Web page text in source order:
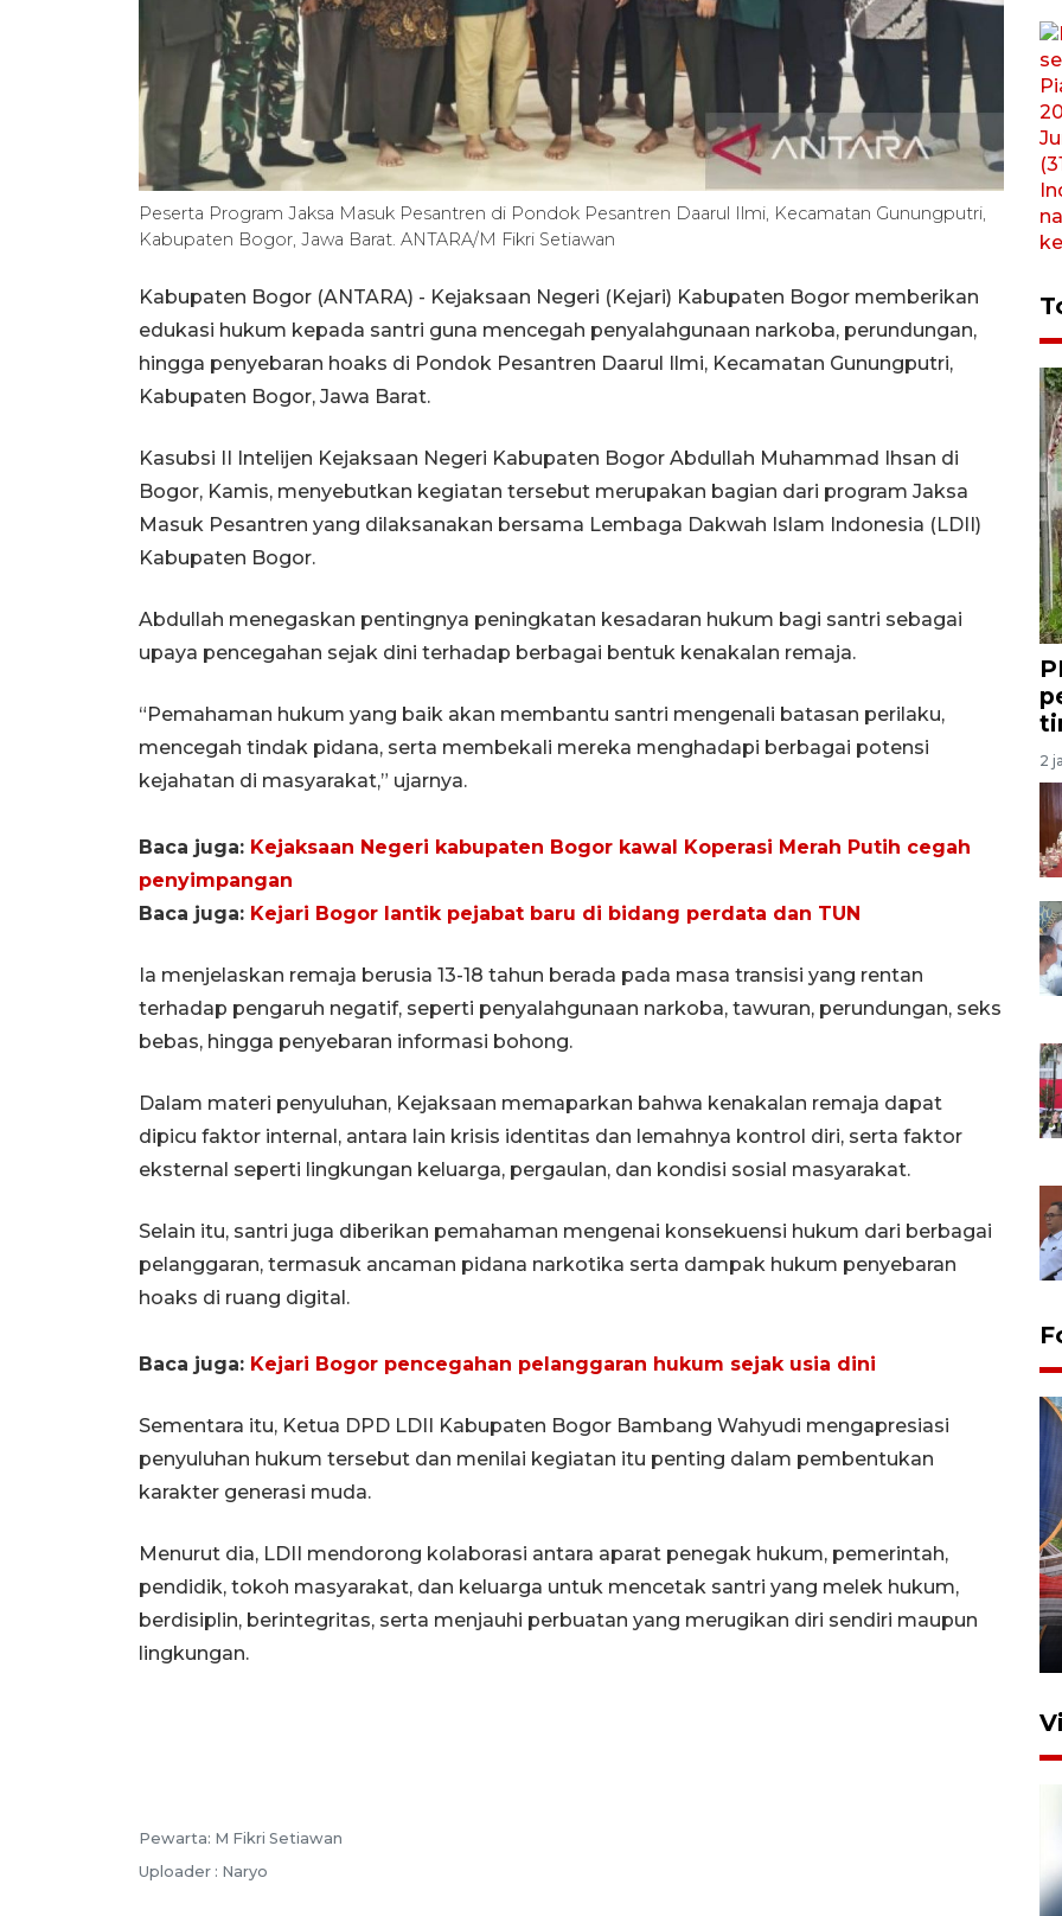
Peserta Program Jaksa Masuk Pesantren di Pondok Pesantren Daarul Ilmi, Kecamatan Gunungputri,
Kabupaten Bogor, Jawa Barat. ANTARA/M Fikri Setiawan
Kabupaten Bogor (ANTARA) - Kejaksaan Negeri (Kejari) Kabupaten Bogor memberikan
edukasi hukum kepada santri guna mencegah penyalahgunaan narkoba, perundungan,
hingga penyebaran hoaks di Pondok Pesantren Daarul Ilmi, Kecamatan Gunungputri,
Kabupaten Bogor, Jawa Barat.
Kasubsi II Intelijen Kejaksaan Negeri Kabupaten Bogor Abdullah Muhammad Ihsan di
Bogor, Kamis, menyebutkan kegiatan tersebut merupakan bagian dari program Jaksa
Masuk Pesantren yang dilaksanakan bersama Lembaga Dakwah Islam Indonesia (LDII)
Kabupaten Bogor.
Abdullah menegaskan pentingnya peningkatan kesadaran hukum bagi santri sebagai
upaya pencegahan sejak dini terhadap berbagai bentuk kenakalan remaja.
“Pemahaman hukum yang baik akan membantu santri mengenali batasan perilaku,
mencegah tindak pidana, serta membekali mereka menghadapi berbagai potensi
kejahatan di masyarakat,” ujarnya.
Baca juga: Kejaksaan Negeri kabupaten Bogor kawal Koperasi Merah Putih cegah
penyimpangan
Baca juga: Kejari Bogor lantik pejabat baru di bidang perdata dan TUN
Ia menjelaskan remaja berusia 13-18 tahun berada pada masa transisi yang rentan
terhadap pengaruh negatif, seperti penyalahgunaan narkoba, tawuran, perundungan, seks
bebas, hingga penyebaran informasi bohong.
Dalam materi penyuluhan, Kejaksaan memaparkan bahwa kenakalan remaja dapat
dipicu faktor internal, antara lain krisis identitas dan lemahnya kontrol diri, serta faktor
eksternal seperti lingkungan keluarga, pergaulan, dan kondisi sosial masyarakat.
Selain itu, santri juga diberikan pemahaman mengenai konsekuensi hukum dari berbagai
pelanggaran, termasuk ancaman pidana narkotika serta dampak hukum penyebaran
hoaks di ruang digital.
Baca juga: Kejari Bogor pencegahan pelanggaran hukum sejak usia dini
Sementara itu, Ketua DPD LDII Kabupaten Bogor Bambang Wahyudi mengapresiasi
penyuluhan hukum tersebut dan menilai kegiatan itu penting dalam pembentukan
karakter generasi muda.
Menurut dia, LDII mendorong kolaborasi antara aparat penegak hukum, pemerintah,
pendidik, tokoh masyarakat, dan keluarga untuk mencetak santri yang melek hukum,
berdisiplin, berintegritas, serta menjauhi perbuatan yang merugikan diri sendiri maupun
lingkungan.
Pewarta: M Fikri Setiawan
Uploader : Naryo
2
Komisi V DPR tinjau
perlintasan sebidang di
Stasiun Bogor